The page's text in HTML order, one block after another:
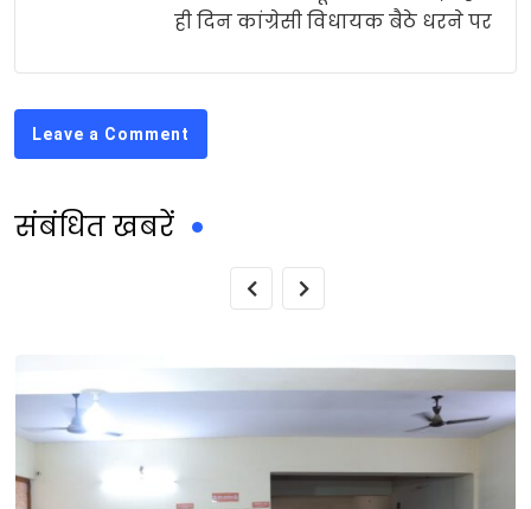
ही दिन कांग्रेसी विधायक बैठे धरने पर
Leave a Comment
संबंधित खबरें